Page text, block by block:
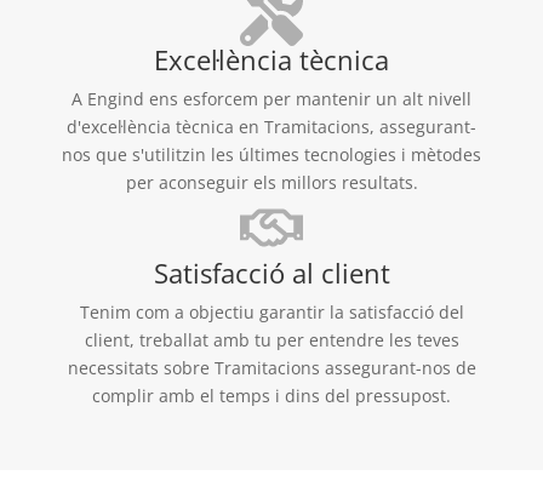
Excel·lència tècnica
A Engind ens esforcem per mantenir un alt nivell
d'excel·lència tècnica en Tramitacions, assegurant-
nos que s'utilitzin les últimes tecnologies i mètodes
per aconseguir els millors resultats.
Satisfacció al client
Tenim com a objectiu garantir la satisfacció del
client, treballat amb tu per entendre les teves
necessitats sobre Tramitacions assegurant-nos de
complir amb el temps i dins del pressupost.